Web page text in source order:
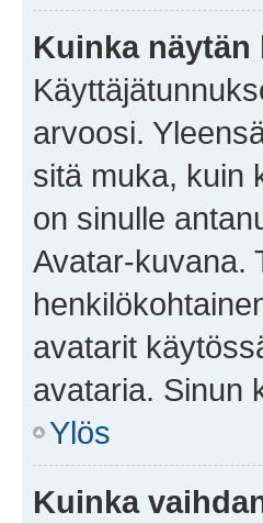
Kuinka
arvoosi.
sitä muka, kuin
on sinulle
Avatar-kuvana.
avatarit
avataria. Sinun
Ylös
Kuinka